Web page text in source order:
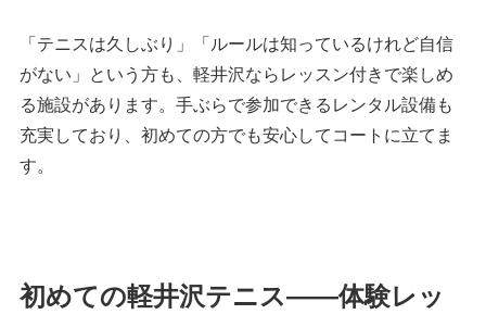
「テニスは久しぶり」「ルールは知っているけれど自信
がない」という方も、軽井沢ならレッスン付きで楽しめ
る施設があります。手ぶらで参加できるレンタル設備も
充実しており、初めての方でも安心してコートに立てま
す。
初めての軽井沢テニス——体験レッ